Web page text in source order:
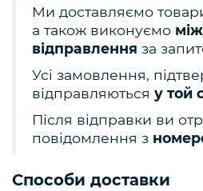
Ми доставляємо
а також виконуємо
відправлення за
Усі замовлення,
відправляються у той
Після відправки ви
повідомлення з
Способи доставки